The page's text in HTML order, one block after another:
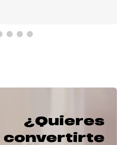
¿Quieres
convertirte